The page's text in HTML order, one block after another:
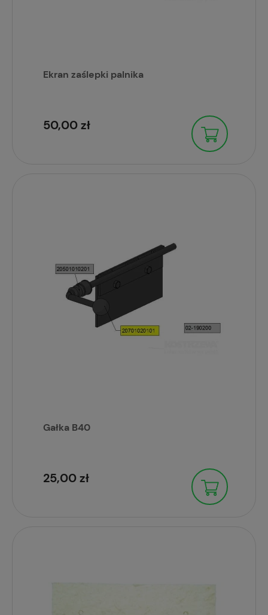
Ekran zaślepki palnika
50,00 zł
Gałka B40
25,00 zł